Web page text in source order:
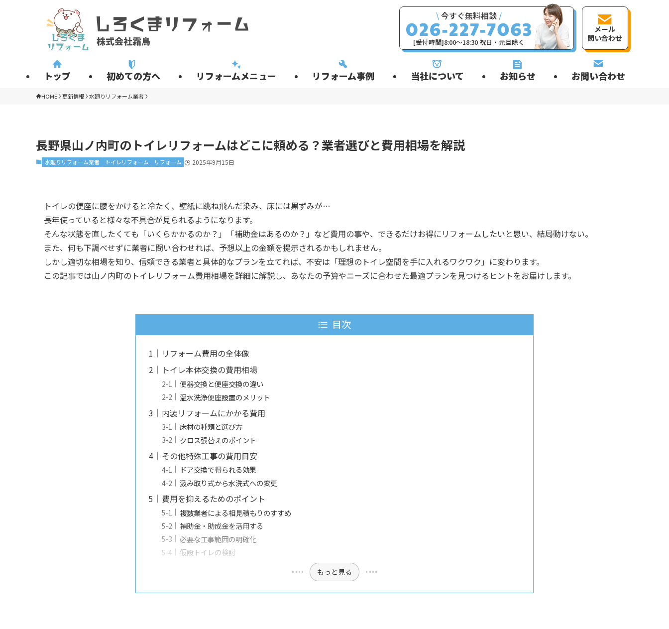
トップ 初めての方へ リフォームメニュー リフォーム事例 当社について お知らせ お問い合わせ
\今すぐ無料相談 /
[受付時間]8:00〜18:30 祝日・元旦除く
メール
問い合わせ
HOME 更新情報 水廻りリフォーム業者
長野県山ノ内町のトイレリフォームはどこに頼める？業者選びと費用相場を解説
水廻りリフォーム業者 トイレリフォーム リフォーム 2025年9月15日
トイレの便座に腰をかけると冷たく、壁紙に跳ね飛んだ染み、床には黒ずみが…
長年使っていると様々な不具合が見られるようになります。
そんな状態を直したくても「いくらかかるのか？」「補助金はあるのか？」など費用の事や、できるだけお得にリフォームしたいと思い、結局動けない。
また、何も下調べせずに業者に問い合わせれば、予想以上の金額を提示されるかもしれません。
しかし適切な相場を知り、信頼できる業者と具体的なプランを立てれば、不安は「理想のトイレ空間を手に入れるワクワク」に変わります。
この記事では山ノ内町のトイレリフォーム費用相場を詳細に解説し、あなたの予算やニーズに合わせた最適プランを見つけるヒントをお届けします。
目次
リフォーム費用の全体像
トイレ本体交換の費用相場
便器交換と便座交換の違い
温水洗浄便座設置のメリット
内装リフォームにかかる費用
床材の種類と選び方
クロス張替えのポイント
その他特殊工事の費用目安
ドア交換で得られる効果
汲み取り式から水洗式への変更
費用を抑えるためのポイント
複数業者による相見積もりのすすめ
補助金・助成金を活用する
必要な工事範囲の明確化
仮設トイレの検討
もっと見る